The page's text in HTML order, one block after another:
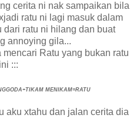
cerita ni nak sampaikan bila
ratu ni lagi masuk dalam
dari ratu ni hilang dan buat
annoying gila...
Ratu yang bukan ratu
ini :::
MENIKAM=RATU
aku xtahu dan jalan cerita dia